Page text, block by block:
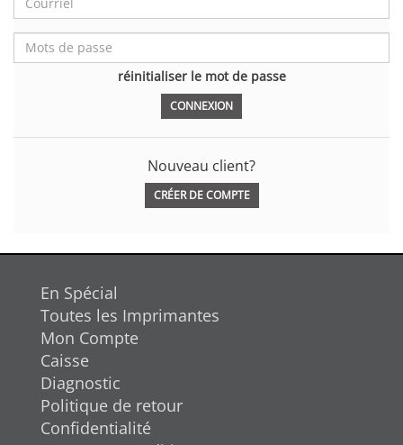
réinitialiser le mot de passe
Nouveau client?
CRÉER DE COMPTE
En Spécial
Toutes les Imprimantes
Mon Compte
Caisse
Diagnostic
Politique de retour
Confidentialité